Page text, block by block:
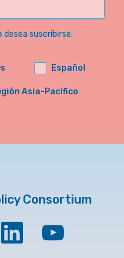
desea suscribirse.
Español
Asia-Pacífico
Consortium